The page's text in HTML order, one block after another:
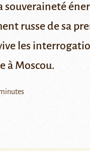
souveraineté
russe de sa
les
à Moscou.